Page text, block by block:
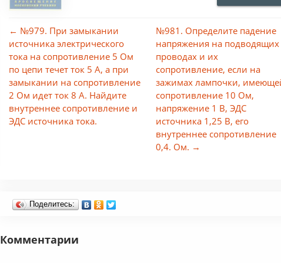
← №979. При замыкании
источника электрического
тока на сопротивление 5 Ом
по цепи течет ток 5 А, а при
замыкании на сопротивление
2 Ом идет ток 8 А. Найдите
внутреннее сопротивление и
ЭДС источника тока.
№981. Определите падение
напряжения на подводящих
проводах и их
сопротивление, если на
зажимах лампочки,
сопротивление 10 Ом,
напряжение 1 В, ЭДС
источника 1,25 В, его
внутреннее сопротивление
0,4. Ом. →
Поделитесь:
Комментарии